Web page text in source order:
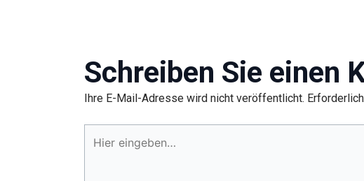
Schreiben Sie einen
Ihre E-Mail-Adresse wird nicht veröffentlicht.
eingeben…